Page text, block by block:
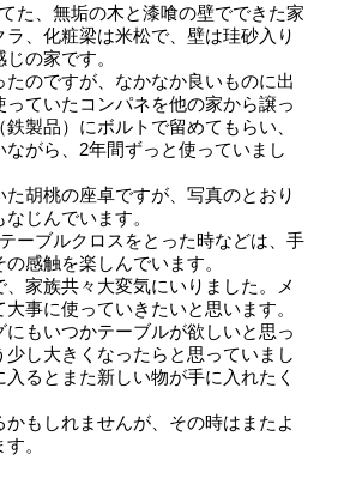
た、無垢の木と漆喰の壁でできた家
、化粧梁は米松で、壁は珪砂入り
の家です。
のですが、なかなか良いものに出
ていたコンパネを他の家から譲っ
製品）にボルトで留めてもらい、
ながら、2年間ずっと使っていまし
胡桃の座卓ですが、写真のとおり
じんでいます。
ーブルクロスをとった時などは、手
感触を楽しんでいます。
家族共々大変気にいりました。メ
事に使っていきたいと思います。
もいつかテーブルが欲しいと思っ
し大きくなったらと思っていまし
るとまた新しい物が手に入れたく
もしれませんが、その時はまたよ
。